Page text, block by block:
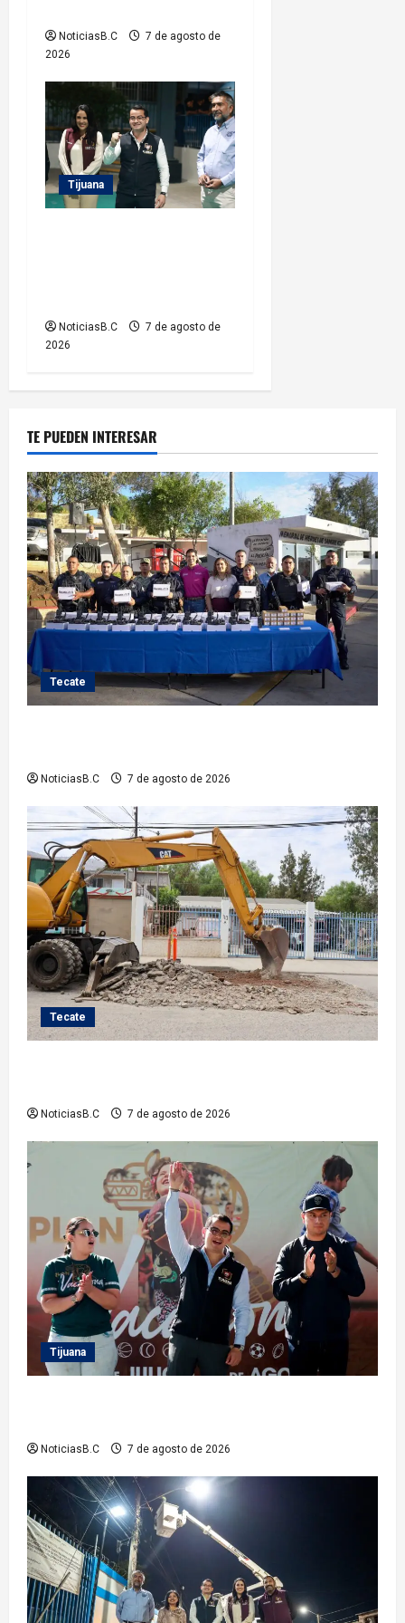
NoticiasB.C
7 de agosto de
2026
Tijuana
NoticiasB.C
7 de agosto de
2026
TE PUEDEN INTERESAR
Tecate
NoticiasB.C 7 de agosto de 2026
Tecate
NoticiasB.C 7 de agosto de 2026
Tijuana
NoticiasB.C 7 de agosto de 2026